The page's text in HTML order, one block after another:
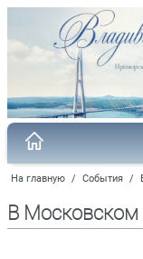
На главную / События /
В Московском